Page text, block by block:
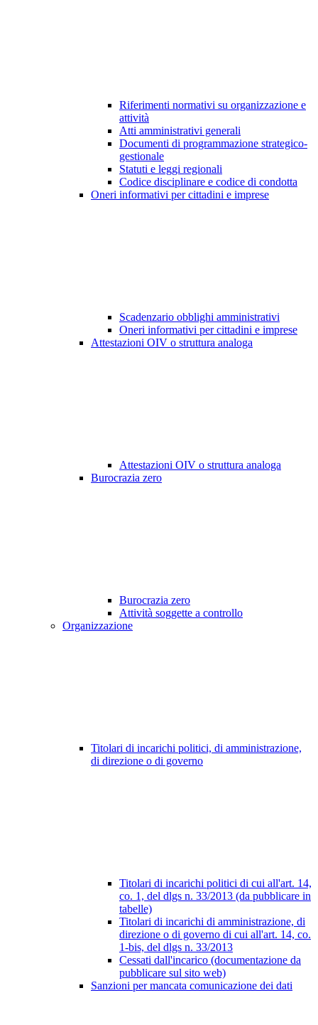
Riferimenti normativi su organizzazione e
attività
Atti amministrativi generali
Documenti di programmazione strategico-
gestionale
Statuti e leggi regionali
Codice disciplinare e codice di condotta
Oneri informativi per cittadini e imprese
Scadenzario obblighi amministrativi
Oneri informativi per cittadini e imprese
Attestazioni OIV o struttura analoga
Attestazioni OIV o struttura analoga
Burocrazia zero
Burocrazia zero
Attività soggette a controllo
Organizzazione
Titolari di incarichi politici, di amministrazione,
di direzione o di governo
Titolari di incarichi politici di cui all'art. 14,
co. 1, del dlgs n. 33/2013 (da pubblicare in
tabelle)
Titolari di incarichi di amministrazione, di
direzione o di governo di cui all'art. 14, co.
1-bis, del dlgs n. 33/2013
Cessati dall'incarico (documentazione da
pubblicare sul sito web)
Sanzioni per mancata comunicazione dei dati